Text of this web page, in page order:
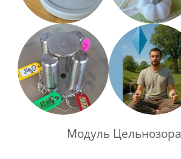
Модуль Цельнозора